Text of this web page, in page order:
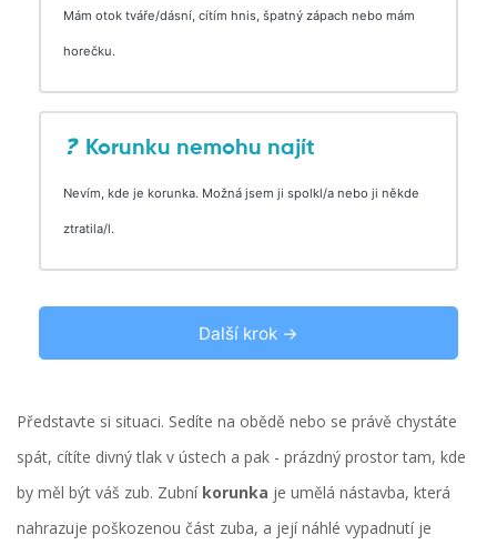
Mám otok tváře/dásní, cítím hnis, špatný zápach nebo mám
horečku.
❓ Korunku nemohu najít
Nevím, kde je korunka. Možná jsem ji spolkl/a nebo ji někde
ztratila/l.
Další krok →
Představte si situaci. Sedíte na obědě nebo se právě chystáte
spát, cítíte divný tlak v ústech a pak - prázdný prostor tam, kde
by měl být váš zub. Zubní korunka je umělá nástavba, která
nahrazuje poškozenou část zuba, a její náhlé vypadnutí je